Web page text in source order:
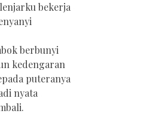
bekerja
berbunyi
kedengaran
puteranya
nyata